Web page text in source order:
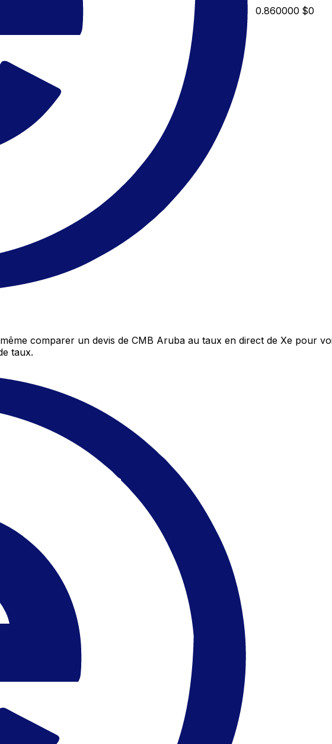
0.860000 $0
comparer un devis de CMB Aruba au taux en direct de Xe pour
taux.